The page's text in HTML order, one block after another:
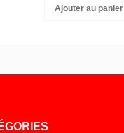
Ajouter au panier